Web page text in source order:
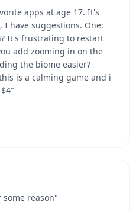
apps at age 17. It's
have suggestions. One:
It's frustrating to restart
add zooming in on the
the biome easier?
is a calming game and i
reason"